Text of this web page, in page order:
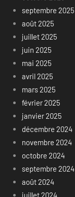
septembre 2025
août 2025
juillet 2025
juin 2025
mai 2025
avril 2025
mars 2025
février 2025
janvier 2025
décembre 2024
novembre 2024
octobre 2024
septembre 2024
août 2024
juillet 2024